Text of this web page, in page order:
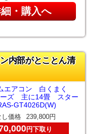
・購入へ
内部がとことん清
エアコン 白くまく
ズ 主に14畳 スター
GT4026D(W)
価格 239,800円
円下取り